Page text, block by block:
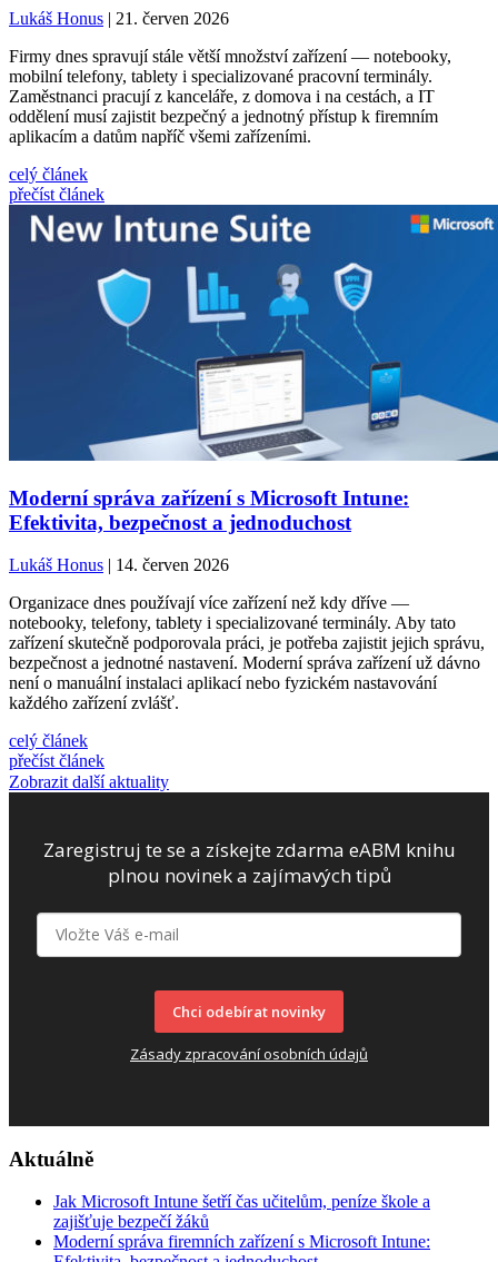
Lukáš Honus | 21. červen 2026
Firmy dnes spravují stále větší množství zařízení — notebooky,
mobilní telefony, tablety i specializované pracovní terminály.
Zaměstnanci pracují z kanceláře, z domova i na cestách, a IT
oddělení musí zajistit bezpečný a jednotný přístup k firemním
aplikacím a datům napříč všemi zařízeními.
celý článek
přečíst článek
Moderní správa zařízení s Microsoft Intune:
Efektivita, bezpečnost a jednoduchost
Lukáš Honus | 14. červen 2026
Organizace dnes používají více zařízení než kdy dříve —
notebooky, telefony, tablety i specializované terminály. Aby tato
zařízení skutečně podporovala práci, je potřeba zajistit jejich správu,
bezpečnost a jednotné nastavení. Moderní správa zařízení už dávno
není o manuální instalaci aplikací nebo fyzickém nastavování
každého zařízení zvlášť.
celý článek
přečíst článek
Zobrazit další aktuality
Zaregistruj te se a získejte zdarma eABM knihu
plnou novinek a zajímavých tipů
Chci odebírat novinky
Zásady zpracování osobních údajů
Aktuálně
Jak Microsoft Intune šetří čas učitelům, peníze škole a
zajišťuje bezpečí žáků
Moderní správa firemních zařízení s Microsoft Intune: